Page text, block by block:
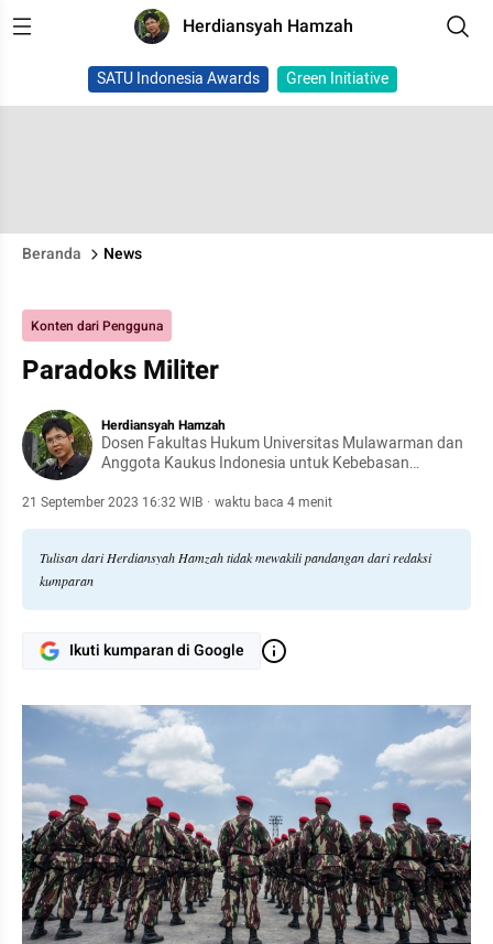
Herdiansyah Hamzah
SATU Indonesia Awards Green Initiative
Beranda News
Konten dari Pengguna
Paradoks Militer
Herdiansyah Hamzah
Dosen Fakultas Hukum Universitas Mulawarman dan
Anggota Kaukus Indonesia untuk Kebebasan
21 September 2023 16:32 WIB · waktu baca 4 menit
Tulisan dari Herdiansyah Hamzah tidak mewakili pandangan dari redaksi
kumparan
Ikuti kumparan di Google